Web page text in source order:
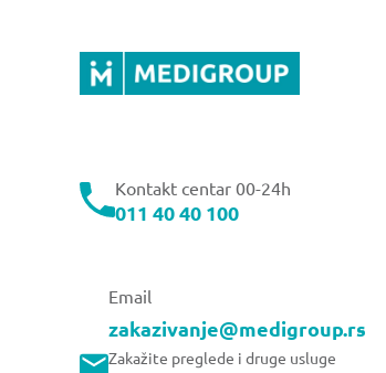
Kontakt centar 00-24h
011 40 40 100
Email
zakazivanje@medigroup.rs
Zakažite preglede i druge usluge